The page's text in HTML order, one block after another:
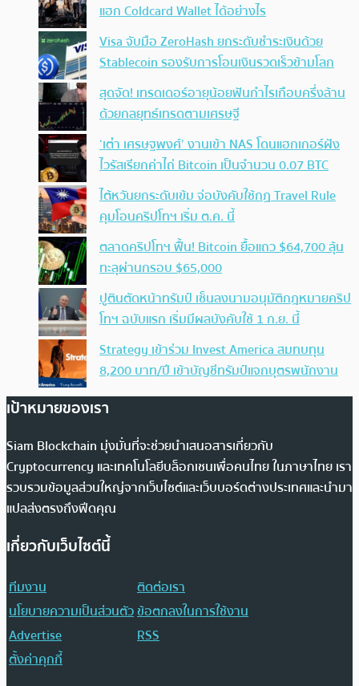
แฮก Coldcard Wallet ได้อย่างไร
Visa จับมือ ZeroHash ยกระดับชำระเงินด้วย
Stablecoin รองรับการโอนเงินรวดเร็วข้ามโลก
สุดจัด! เทรดเดอร์อายุน้อยฟันกำไรเกือบครึ่งล้าน
ด้วยกลยุทธ์เทรดตามเศรษฐี
‘เต๋า เศรษฐพงศ์’ งานเข้า NAS โดนแฮกเกอร์ฝัง
ไวรัสเรียกค่าไถ่ Bitcoin เป็นจำนวน 0.07 BTC
ไต้หวันยกระดับเข้ม จ่อบังคับใช้กฏ Travel Rule
คุมโอนคริปโทฯ เริ่ม ต.ค. นี้
ตลาดคริปโทฯ ฟื้น! Bitcoin ยื้อแถว $64,700 ลุ้น
ทะลุผ่านกรอบ $65,000
ปูตินตัดหน้าทรัมป์ เซ็นลงนามอนุมัติกฎหมายคริป
โทฯ ฉบับแรก เริ่มมีผลบังคับใช้ 1 ก.ย. นี้
Strategy เข้าร่วม Invest America สมทบทุน
8,200 บาท/ปี เข้าบัญชีทรัมป์แจกบุตรพนักงาน
เป้าหมายของเรา
Siam Blockchain มุ่งมั่นที่จะช่วยนำเสนอสารเกี่ยวกับ
Cryptocurrency และเทคโนโลยีบล็อกเชนเพื่อคนไทย ในภาษาไทย เรา
รวบรวมข้อมูลส่วนใหญ่จากเว็บไซต์และเว็บบอร์ดต่างประเทศและนำมา
แปลส่งตรงถึงฟีดคุณ
เกี่ยวกับเว็บไซต์นี้
ทีมงาน
ติดต่อเรา
นโยบายความเป็นส่วนตัวข้อตกลงในการใช้งาน
Advertise
RSS
ตั้งค่าคุกกี้